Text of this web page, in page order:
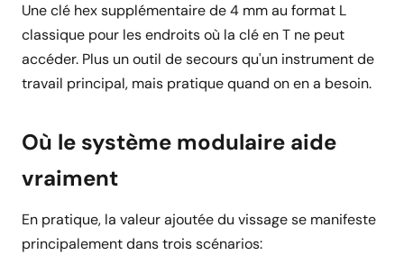
Une clé hex supplémentaire de 4 mm au format L
classique pour les endroits où la clé en T ne peut
accéder. Plus un outil de secours qu'un instrument de
travail principal, mais pratique quand on en a besoin.
Où le système modulaire aide
vraiment
En pratique, la valeur ajoutée du vissage se manifeste
principalement dans trois scénarios: